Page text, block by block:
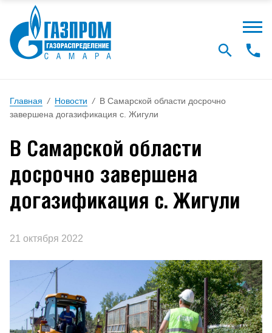
Главная / Новости / В Самарской области досрочно
завершена догазификация с. Жигули
В Самарской области
досрочно завершена
догазификация с. Жигули
21 октября 2022